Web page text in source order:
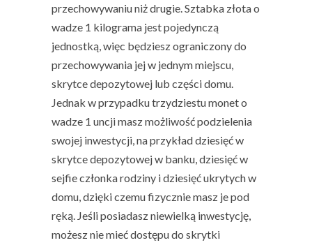
przechowywaniu niż drugie. Sztabka złota o
wadze 1 kilograma jest pojedynczą
jednostką, więc będziesz ograniczony do
przechowywania jej w jednym miejscu,
skrytce depozytowej lub części domu.
Jednak w przypadku trzydziestu monet o
wadze 1 uncji masz możliwość podzielenia
swojej inwestycji, na przykład dziesięć w
skrytce depozytowej w banku, dziesięć w
sejfie członka rodziny i dziesięć ukrytych w
domu, dzięki czemu fizycznie masz je pod
ręką. Jeśli posiadasz niewielką inwestycję,
możesz nie mieć dostępu do skrytki